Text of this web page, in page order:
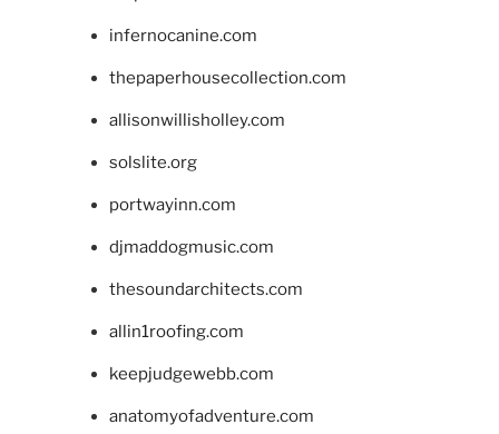
infernocanine.com
thepaperhousecollection.com
allisonwillisholley.com
solslite.org
portwayinn.com
djmaddogmusic.com
thesoundarchitects.com
allin1roofing.com
keepjudgewebb.com
anatomyofadventure.com